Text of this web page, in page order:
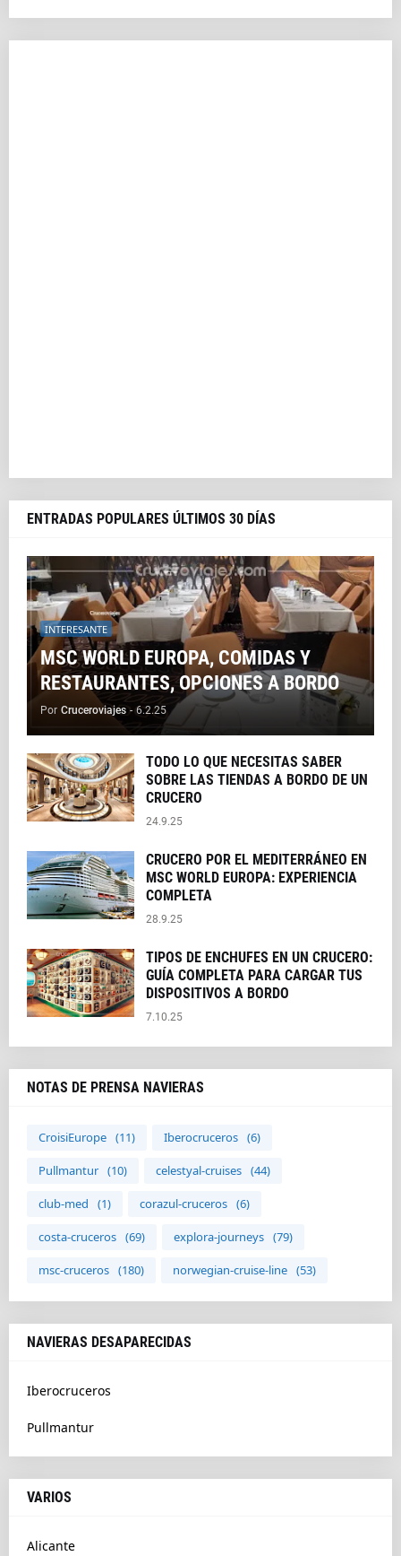
ENTRADAS POPULARES ÚLTIMOS 30 DÍAS
INTERESANTE
MSC WORLD EUROPA, COMIDAS Y
RESTAURANTES, OPCIONES A BORDO
Por Cruceroviajes - 6.2.25
TODO LO QUE NECESITAS SABER
SOBRE LAS TIENDAS A BORDO DE UN
CRUCERO
24.9.25
CRUCERO POR EL MEDITERRÁNEO EN
MSC WORLD EUROPA: EXPERIENCIA
COMPLETA
28.9.25
TIPOS DE ENCHUFES EN UN CRUCERO:
GUÍA COMPLETA PARA CARGAR TUS
DISPOSITIVOS A BORDO
7.10.25
NOTAS DE PRENSA NAVIERAS
CroisiEurope (11) Iberocruceros (6)
Pullmantur (10) celestyal-cruises (44)
club-med (1) corazul-cruceros (6)
costa-cruceros (69) explora-journeys (79)
msc-cruceros (180) norwegian-cruise-line (53)
NAVIERAS DESAPARECIDAS
Iberocruceros
Pullmantur
VARIOS
Alicante